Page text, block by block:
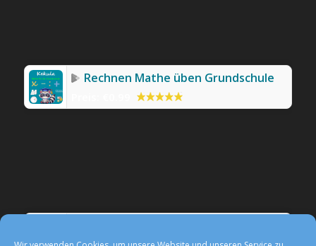
Rechnen Mathe üben Grundschule